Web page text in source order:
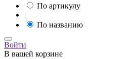
По артикулу
|
По названию
Войти
В вашей корзине